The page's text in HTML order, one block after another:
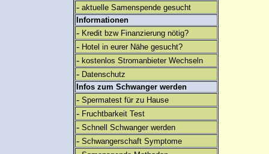
- aktuelle Samenspende gesucht
Informationen
- Kredit bzw Finanzierung nötig?
- Hotel in eurer Nähe gesucht?
- kostenlos Stromanbieter Wechseln
- Datenschutz
Infos zum Schwanger werden
- Spermatest für zu Hause
- Fruchtbarkeit Test
- Schnell Schwanger werden
- Schwangerschaft Symptome